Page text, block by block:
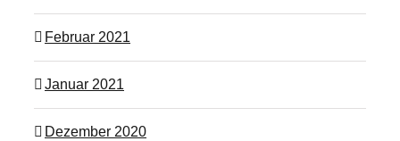
Februar 2021
Januar 2021
Dezember 2020